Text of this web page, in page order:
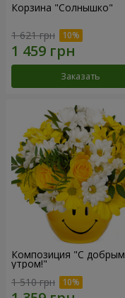
Корзина "Солнышко"
1 621 грн
Заказать
Композиция "С добрым
утром!"
1 510 грн